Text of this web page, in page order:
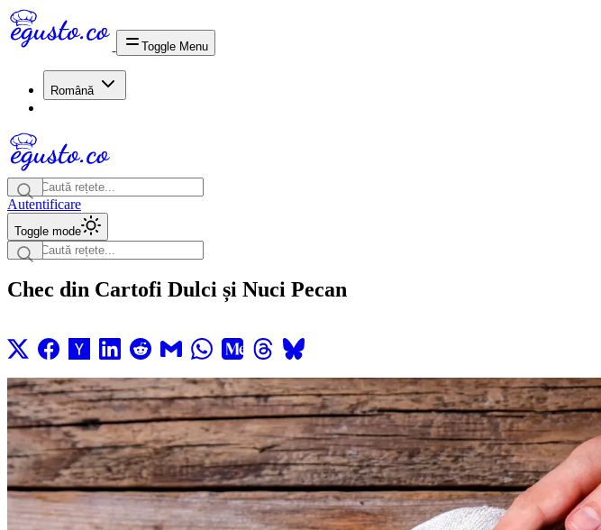
Toggle Menu
Română
Autentificare
Toggle mode
Chec din Cartofi Dulci și Nuci Pecan